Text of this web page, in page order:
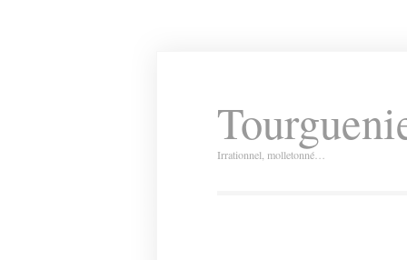
Irrationnel, molletonné…